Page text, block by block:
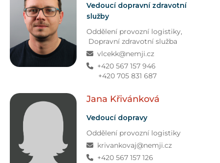
Vedoucí dopravní zdravotní
služby
Oddělení provozní logistiky,
Dopravní zdravotní služba
vlcekk@nemji.cz
+420 567 157 946
+420 705 831 687
Jana Křivánková
Vedoucí dopravy
Oddělení provozní logistiky
krivankovaj@nemji.cz
+420 567 157 126